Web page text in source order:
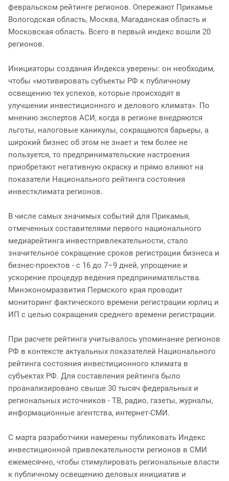
февральском рейтинге регионов. Опережают Прикамье
Вологодская область, Москва, Магаданская область и
Московская область. Всего в первый индекс вошли 20
регионов.
Инициаторы создания Индекса уверены: он необходим,
чтобы «мотивировать субъекты РФ к публичному
освещению тех успехов, которые происходят в
улучшении инвестиционного и делового климата». По
мнению экспертов АСИ, когда в регионе внедряются
льготы, налоговые каникулы, сокращаются барьеры, а
широкий бизнес об этом не знает и тем более не
пользуется, то предпринимательские настроения
приобретают негативную окраску и прямо влияют на
показатели Национального рейтинга состояния
инвестклимата регионов.
В числе самых значимых событий для Прикамья,
отмеченных составителями первого национального
медиарейтинга инвестпривлекательности, стало
значительное сокращение сроков регистрации бизнеса и
бизнес-проектов - с 16 до 7–9 дней, упрощение и
ускорение процедур ведения предпринимательства.
Минэкономразвития Пермского края проводит
мониторинг фактического времени регистрации юрлиц и
ИП с целью сокращения среднего времени регистрации.
При расчете рейтинга учитывалось упоминание регионов
РФ в контексте актуальных показателей Национального
рейтинга состояния инвестиционного климата в
субъектах РФ. Для составления рейтинга было
проанализировано свыше 30 тысяч федеральных и
региональных источников - ТВ, радио, газеты, журналы,
информационные агентства, интернет-СМИ.
С марта разработчики намерены публиковать Индекс
инвестиционной привлекательности регионов в СМИ
ежемесячно, чтобы стимулировать региональные власти
к публичному освещению деловых инициатив и